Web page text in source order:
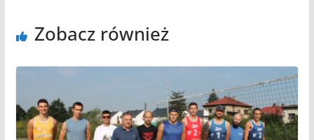
Zobacz również